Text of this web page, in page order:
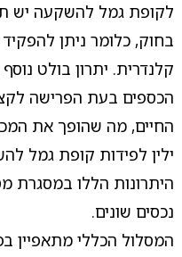
לקופת גמל להשקעה יש
בחוק, כלומר ניתן
קלנדרית. יתרון בולט
הכספים בעת הפרישה
החיים, מה שהופך את
ילין לפידות קופת גמל
היתרונות הללו במסגרת
נכסים שונים.
המסלול הכללי מתאפיין